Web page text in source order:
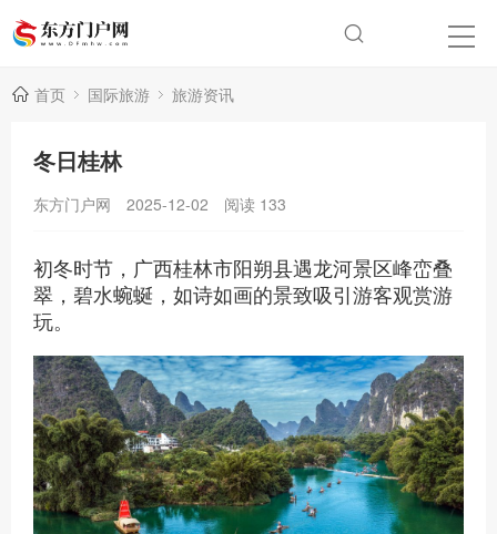
首页 国际旅游 旅游资讯
冬日桂林
东方门户网 2025-12-02 阅读 133
初冬时节，广西桂林市阳朔县遇龙河景区峰峦叠
翠，碧水蜿蜒，如诗如画的景致吸引游客观赏游
玩。